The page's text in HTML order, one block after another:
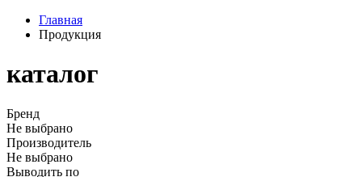
Главная
Продукция
каталог
Бренд
Не выбрано
Производитель
Не выбрано
Выводить по